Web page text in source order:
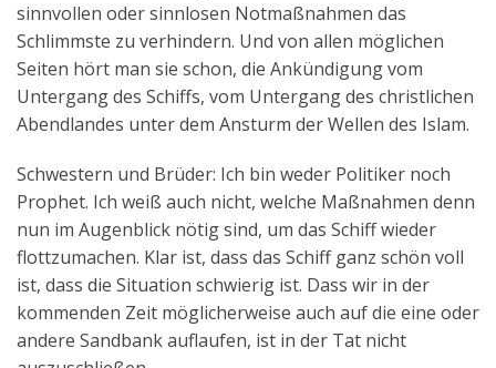
sinnvollen oder sinnlosen Notmaßnahmen das
Schlimmste zu verhindern. Und von allen möglichen
Seiten hört man sie schon, die Ankündigung vom
Untergang des Schiffs, vom Untergang des christlichen
Abendlandes unter dem Ansturm der Wellen des Islam.
Schwestern und Brüder: Ich bin weder Politiker noch
Prophet. Ich weiß auch nicht, welche Maßnahmen denn
nun im Augenblick nötig sind, um das Schiff wieder
flottzumachen. Klar ist, dass das Schiff ganz schön voll
ist, dass die Situation schwierig ist. Dass wir in der
kommenden Zeit möglicherweise auch auf die eine oder
andere Sandbank auflaufen, ist in der Tat nicht